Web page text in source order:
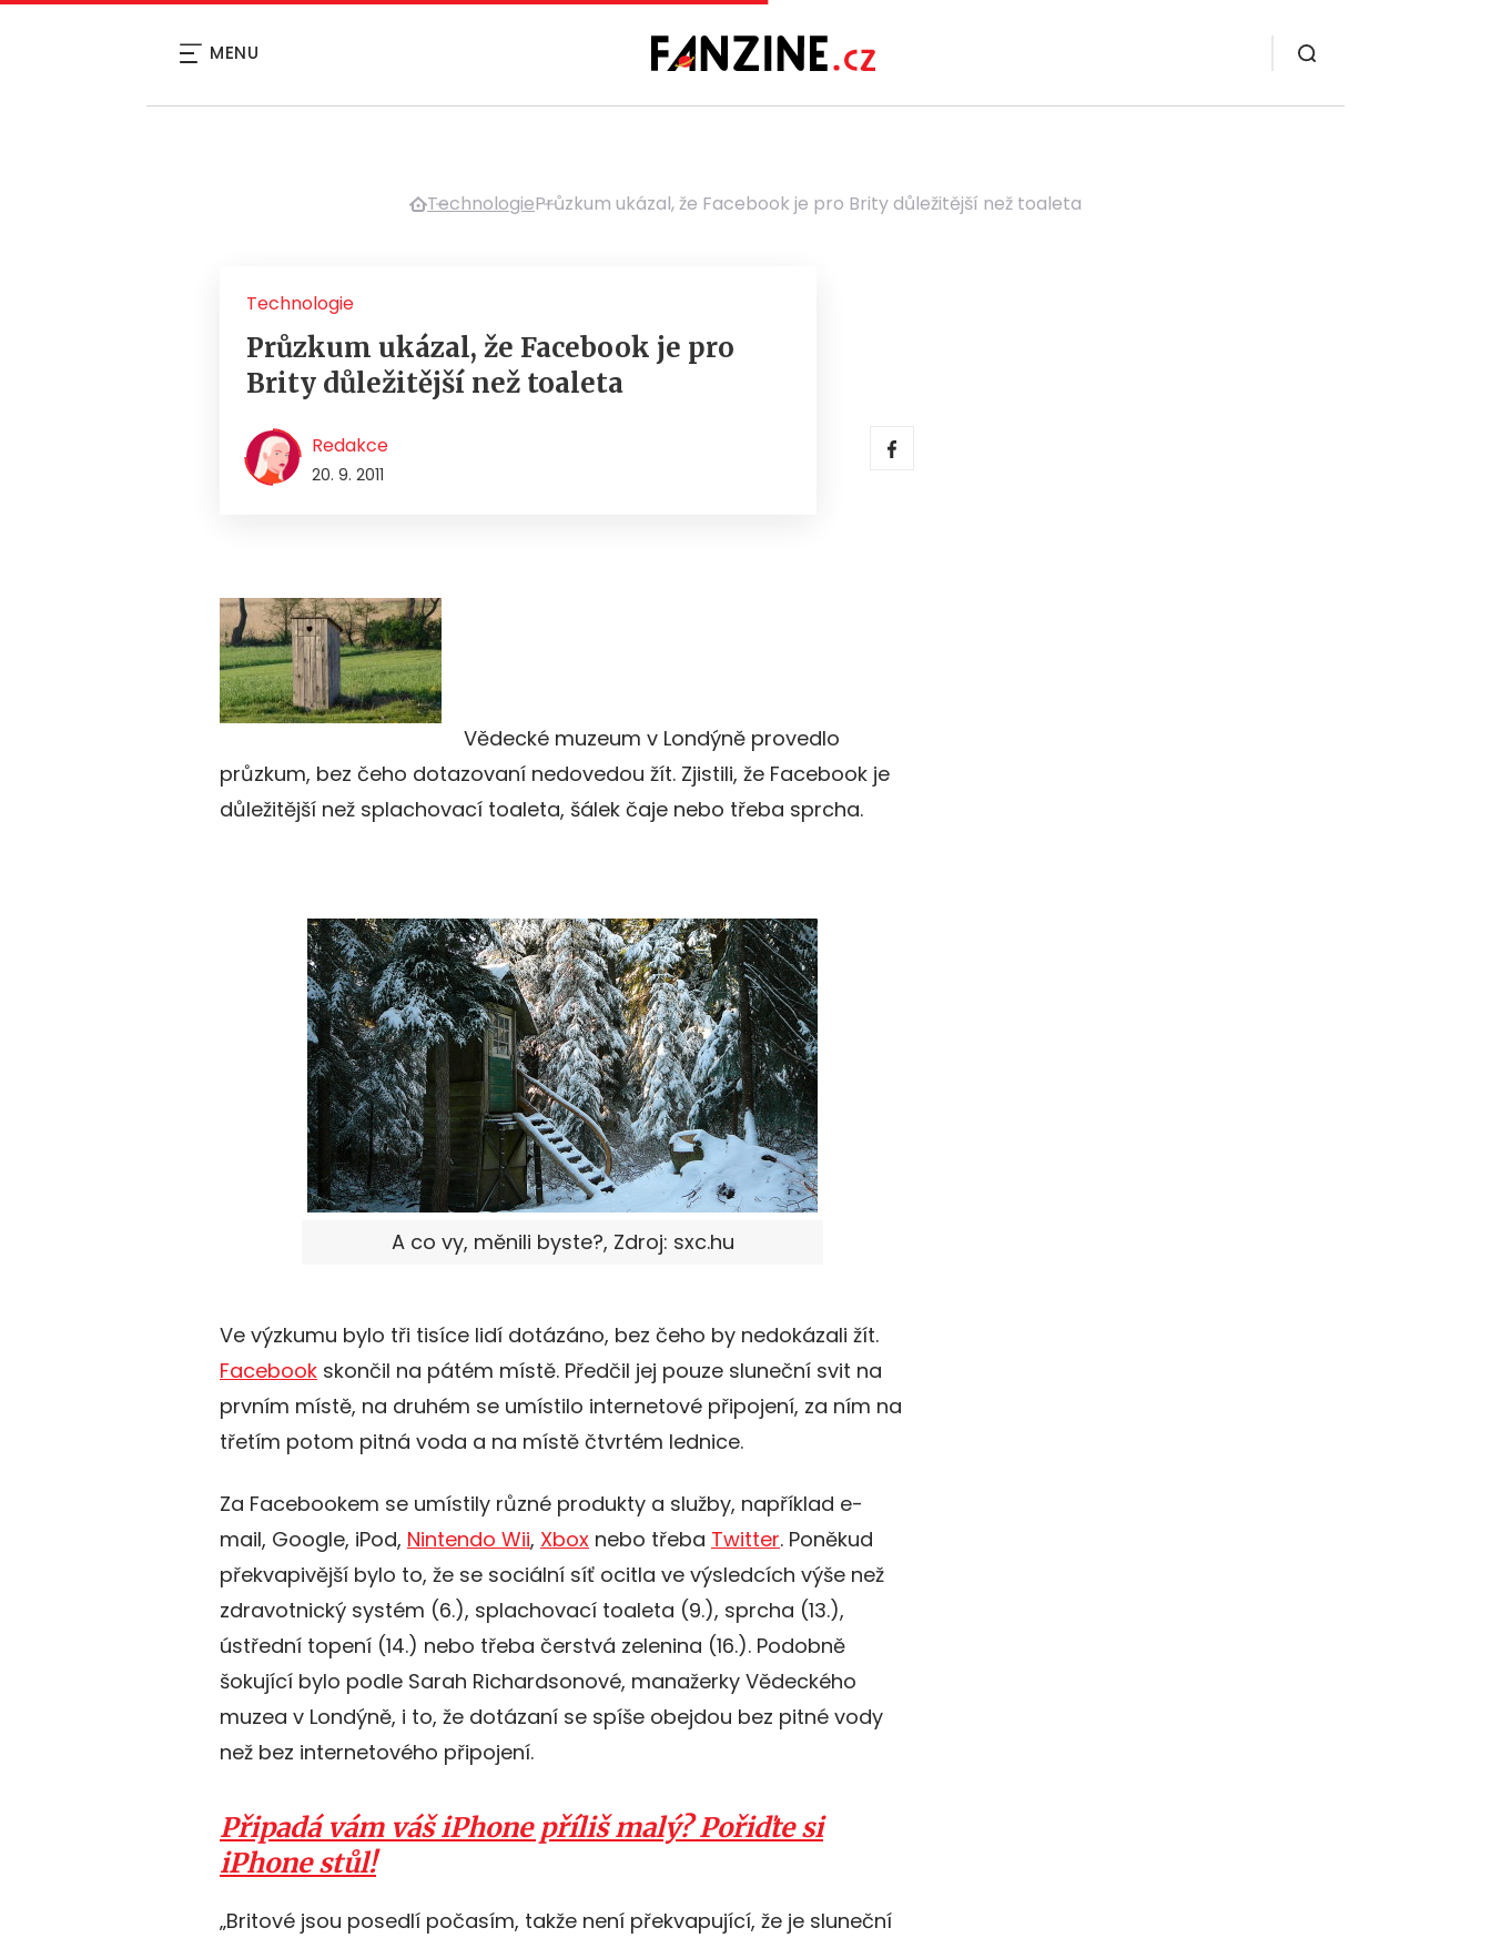
MENU
TechnologiePrůzkum ukázal, že Facebook je pro Brity důležitější než toaleta
Technologie
Průzkum ukázal, že Facebook je pro
Brity důležitější než toaleta
Redakce
20. 9. 2011
Vědecké muzeum v Londýně provedlo
průzkum, bez čeho dotazovaní nedovedou žít. Zjistili, že Facebook je
důležitější než splachovací toaleta, šálek čaje nebo třeba sprcha.
A co vy, měnili byste?, Zdroj: sxc.hu
Ve výzkumu bylo tři tisíce lidí dotázáno, bez čeho by nedokázali žít.
Facebook skončil na pátém místě. Předčil jej pouze sluneční svit na
prvním místě, na druhém se umístilo internetové připojení, za ním na
třetím potom pitná voda a na místě čtvrtém lednice.
Za Facebookem se umístily různé produkty a služby, například e-
mail, Google, iPod, Nintendo Wii, Xbox nebo třeba Twitter. Poněkud
překvapivější bylo to, že se sociální síť ocitla ve výsledcích výše než
zdravotnický systém (6.), splachovací toaleta (9.), sprcha (13.),
ústřední topení (14.) nebo třeba čerstvá zelenina (16.). Podobně
šokující bylo podle Sarah Richardsonové, manažerky Vědeckého
muzea v Londýně, i to, že dotázaní se spíše obejdou bez pitné vody
než bez internetového připojení.
Připadá vám váš iPhone příliš malý? Pořiďte si
iPhone stůl!
„Britové jsou posedlí počasím, takže není překvapující, že je sluneční